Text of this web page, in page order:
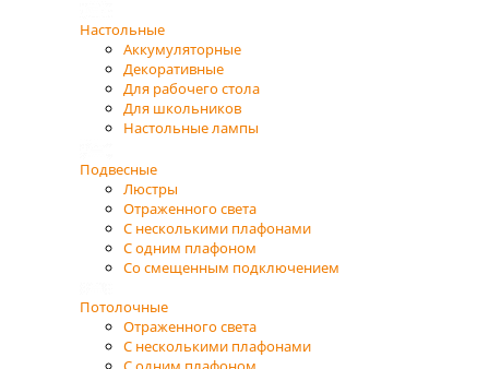
Настольные
Аккумуляторные
Декоративные
Для рабочего стола
Для школьников
Настольные лампы
Подвесные
Люстры
Отраженного света
С несколькими плафонами
С одним плафоном
Со смещенным подключением
Потолочные
Отраженного света
С несколькими плафонами